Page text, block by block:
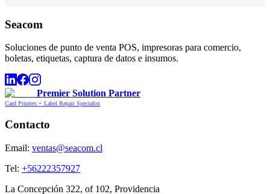
Seacom
Soluciones de punto de venta POS, impresoras para comercio,
boletas, etiquetas, captura de datos e insumos.
Premier Solution Partner
Card Printers + Label Repair Specialist
Contacto
Email: ventas@seacom.cl
Tel: +56222357927
La Concepción 322, of 102, Providencia